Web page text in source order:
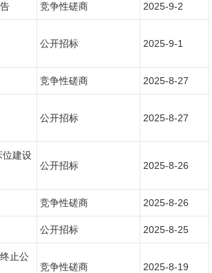
竞争性磋商 2025-9-2
公开招标 2025-9-1
竞争性磋商 2025-8-27
公开招标 2025-8-27
位建设
公开招标 2025-8-26
竞争性磋商 2025-8-26
公开招标 2025-8-25
止公
竞争性磋商 2025-8-19